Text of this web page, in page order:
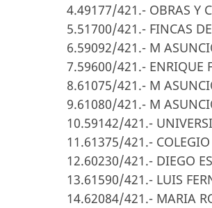
4.49177/421.- OBRAS Y
5.51700/421.- FINCAS
6.59092/421.- M
7.59600/421.- ENRIQUE
8.61075/421.- M
9.61080/421.- M
10.59142/421.-
11.61375/421.-
12.60230/421.- DIEGO
13.61590/421.- LUIS
14.62084/421.- MARIA